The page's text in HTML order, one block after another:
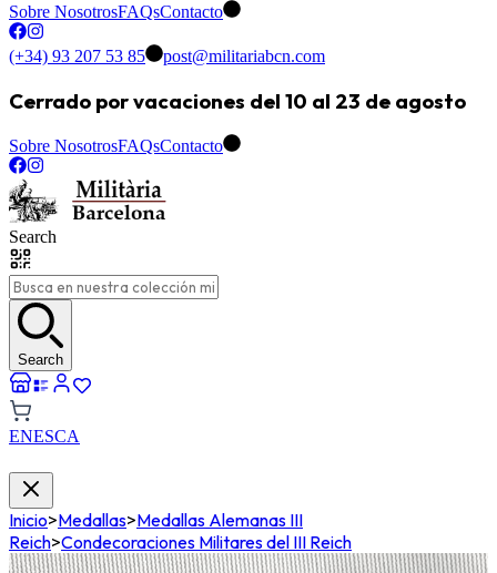
Sobre NosotrosFAQsContacto
(+34) 93 207 53 85 post@militariabcn.com
Cerrado por vacaciones del 10 al 23 de agosto
Sobre NosotrosFAQsContacto
Search
Search
ENESCA
Inicio>Medallas>Medallas Alemanas III
Reich>Condecoraciones Militares del III Reich